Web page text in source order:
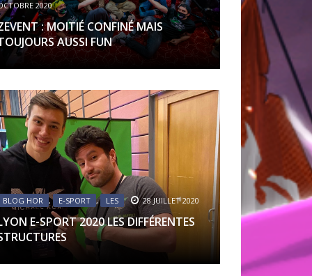
2020
: MOITIÉ CONFINÉ MAIS
AUSSI FUN
BLOG HOR , E-SPORT , LES 28 JUILLET 2020
E-SPORT 2020 LES DIFFÉRENTES